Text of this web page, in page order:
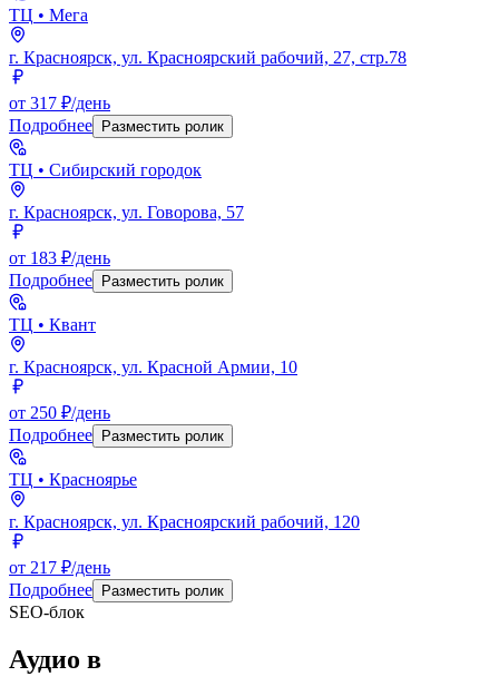
ТЦ • Мега
г. Красноярск, ул. Красноярский рабочий, 27, стр.78
от 317 ₽/день
Подробнее
Разместить ролик
ТЦ • Сибирский городок
г. Красноярск, ул. Говорова, 57
от 183 ₽/день
Подробнее
Разместить ролик
ТЦ • Квант
г. Красноярск, ул. Красной Армии, 10
от 250 ₽/день
Подробнее
Разместить ролик
ТЦ • Красноярье
г. Красноярск, ул. Красноярский рабочий, 120
от 217 ₽/день
Подробнее
Разместить ролик
SEO-блок
Аудио в